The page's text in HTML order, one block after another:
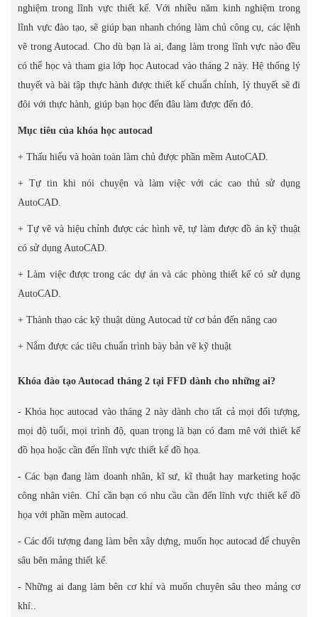
nghiệm trong lĩnh vực thiết kế. Với nhiều năm kinh nghiệm trong
lĩnh vực đào tạo, sẽ giúp bạn nhanh chóng làm chủ công cụ, các lệnh
vẽ trong Autocad. Cho dù bạn là ai, đang làm trong lĩnh vực nào đều
có thể học và tham gia lớp học Autocad vào tháng 2 này. Hệ thống lý
thuyết và bài tập thực hành được thiết kế chuẩn chỉnh, lý thuyết sẽ đi
đôi với thực hành, giúp bạn học đến đâu làm được đến đó.
Mục tiêu của khóa học autocad
+ Thấu hiểu và hoàn toàn làm chủ được phần mềm AutoCAD.
+ Tự tin khi nói chuyện và làm việc với các cao thủ sử dụng
AutoCAD.
+ Tự vẽ và hiệu chỉnh được các hình vẽ, tự làm được đồ án kỹ thuật
có sử dụng AutoCAD.
+ Làm việc được trong các dự án và các phòng thiết kế có sử dụng
AutoCAD.
+ Thành thạo các kỹ thuật dùng Autocad từ cơ bản đến nâng cao
+ Nắm được các tiêu chuẩn trình bày bản vẽ kỹ thuật
Khóa đào tạo Autocad tháng 2 tại FFD dành cho những ai?
- Khóa học autocad vào tháng 2 này dành cho tất cả mọi đối tượng,
mọi độ tuổi, mọi trình độ, quan trọng là bạn có đam mê với thiết kế
đồ họa hoặc cần đến lĩnh vực thiết kế đồ họa.
- Các bạn đang làm doanh nhân, kĩ sư, kĩ thuật hay marketing hoặc
công nhân viên. Chỉ cần bạn có nhu cầu cần đến lĩnh vực thiết kế đồ
họa với phần mềm autocad.
- Các đối tượng đang làm bên xây dựng, muốn học autocad để chuyên
sâu bên mảng thiết kế.
- Những ai đang làm bên cơ khí và muốn chuyên sâu theo mảng cơ
khí..